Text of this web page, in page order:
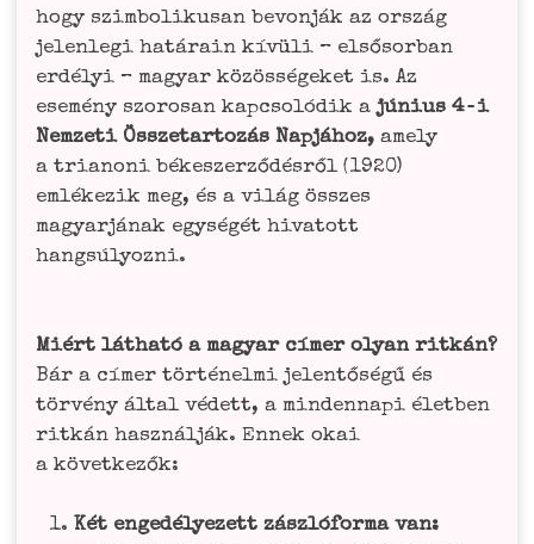
hogy szim­bo­li­ku­san bevon­ják az ország
jelen­le­gi hatá­rain kívü­li – első­sor­ban
erdé­lyi – magyar közös­sé­ge­ket is. Az
ese­mé­ny szo­ro­san kapc­soló­dik ajúni­us 4‑i
Nem­ze­ti Öss­zet­arto­zás Nap­já­hoz, ame­ly
a tria­no­ni békes­zer­ző­dés­ről (1920)
emlé­ke­zik meg, és a világ öss­zes
magyar­já­nak egy­sé­gét hiva­tott
hang­s­ú­ly­oz­ni.
Miért lát­ha­tó a magyar címer oly­an rit­kán?
Bár a címer tör­té­nel­mi jelen­tő­sé­gű és
tör­vé­ny által védett, a min­den­na­pi élet­ben
rit­kán használ­ják. Ennek okai
a következők:
Két enge­dé­lye­zett zászló­for­ma van: